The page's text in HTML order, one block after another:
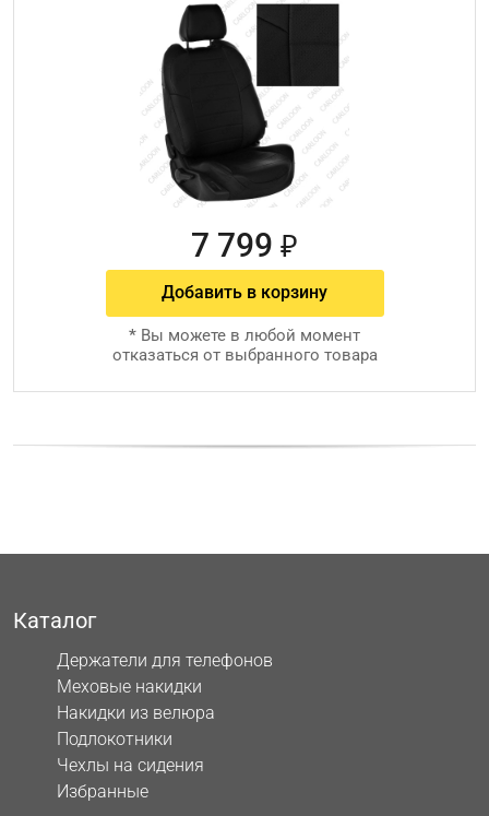
7 799 ₽
Добавить в корзину
* Вы можете в любой момент
отказаться от выбранного товара
Каталог
Держатели для телефонов
Меховые накидки
Накидки из велюра
Подлокотники
Чехлы на сидения
Избранные